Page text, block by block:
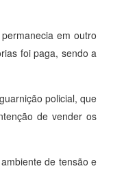
em outro
foi paga, sendo a
policial, que
de vender os
de tensão e